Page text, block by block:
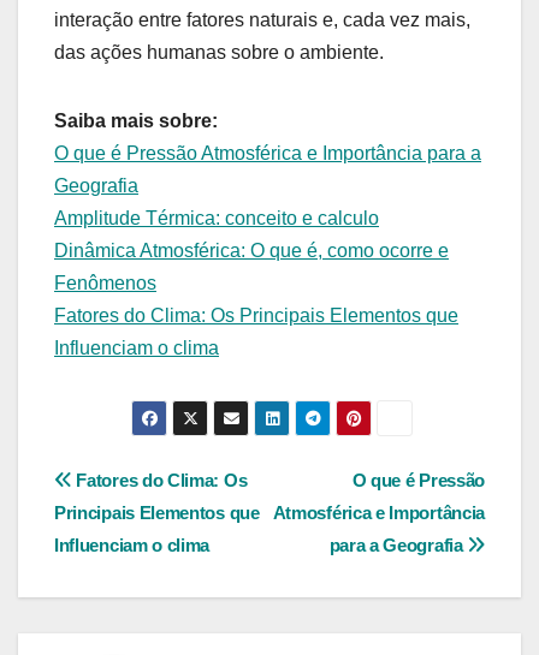
interação entre fatores naturais e, cada vez mais,
das ações humanas sobre o ambiente.
Saiba mais sobre:
O que é Pressão Atmosférica e Importância para a
Geografia
Amplitude Térmica: conceito e calculo
Dinâmica Atmosférica: O que é, como ocorre e
Fenômenos
Fatores do Clima: Os Principais Elementos que
Influenciam o clima
Navegação
de
Post
O que é Pressão
Atmosférica e Importância
para a Geografia
Fatores do Clima: Os
Principais Elementos que
Influenciam o clima